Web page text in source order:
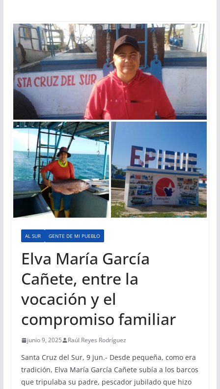
AL SUR GENTE DE MI PUEBLO
Elva María García
Cañete, entre la
vocación y el
compromiso familiar
junio 9, 2025 Raúl Reyes Rodríguez
Santa Cruz del Sur, 9 jun.- Desde pequeña, como era
tradición, Elva María García Cañete subía a los barcos
que tripulaba su padre, pescador jubilado que hizo